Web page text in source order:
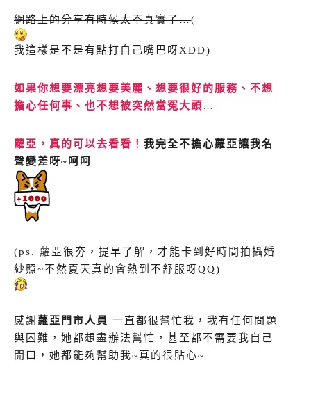
網路上的分享有時候太不真實了…(
我這樣是不是有點打自己嘴巴呀XDD)
如果你想要漂亮想要美麗、想要很好的服務、不想
擔心任何事、也不想被突然當冤大頭 …
蘿亞，真的可以去看看！ 我完全不擔心蘿亞讓我名
聲變差呀~呵呵
(ps. 蘿亞很夯，提早了解，才能卡到好時間拍攝婚
紗照~不然夏天真的會熱到不舒服呀QQ)
感謝 蘿亞門市人員 一直都很幫忙我，我有任何問題
與困難，她都想盡辦法幫忙，甚至都不需要我自己
開口，她都能夠幫助我~真的很貼心~